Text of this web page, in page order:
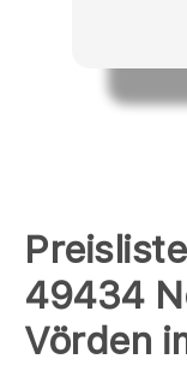
49434
Vörden